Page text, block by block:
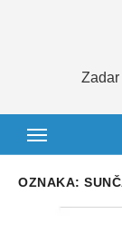
Zadar
OZNAKA: